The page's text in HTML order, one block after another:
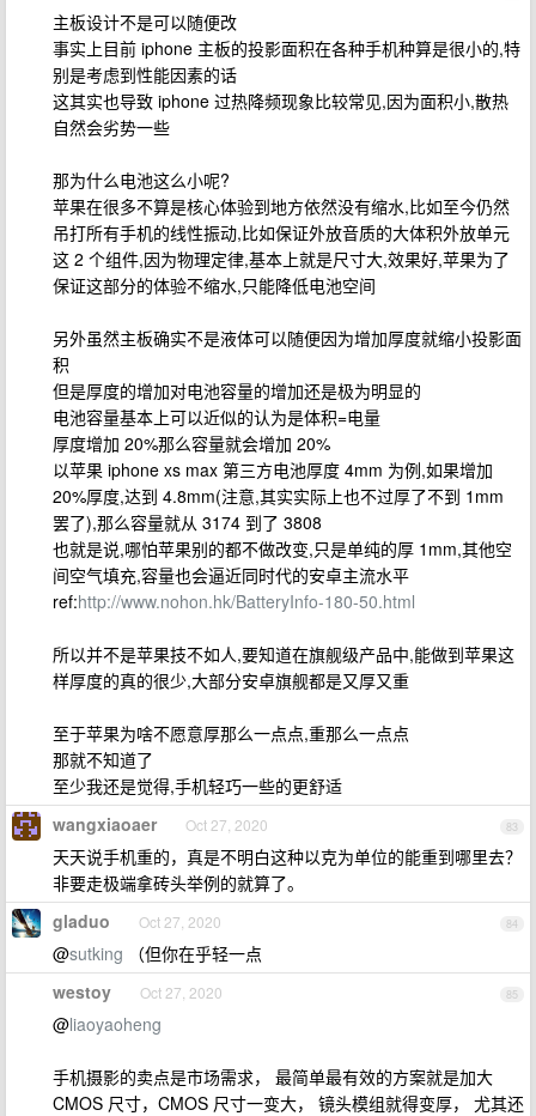
主板设计不是可以随便改
事实上目前 iphone 主板的投影面积在各种手机种算是很小的,特
别是考虑到性能因素的话
这其实也导致 iphone 过热降频现象比较常见,因为面积小,散热
自然会劣势一些
那为什么电池这么小呢?
苹果在很多不算是核心体验到地方依然没有缩水,比如至今仍然
吊打所有手机的线性振动,比如保证外放音质的大体积外放单元
这 2 个组件,因为物理定律,基本上就是尺寸大,效果好,苹果为了
保证这部分的体验不缩水,只能降低电池空间
另外虽然主板确实不是液体可以随便因为增加厚度就缩小投影面
积
但是厚度的增加对电池容量的增加还是极为明显的
电池容量基本上可以近似的认为是体积=电量
厚度增加 20%那么容量就会增加 20%
以苹果 iphone xs max 第三方电池厚度 4mm 为例,如果增加
20%厚度,达到 4.8mm(注意,其实实际上也不过厚了不到 1mm
罢了),那么容量就从 3174 到了 3808
也就是说,哪怕苹果别的都不做改变,只是单纯的厚 1mm,其他空
间空气填充,容量也会逼近同时代的安卓主流水平
ref:http://www.nohon.hk/BatteryInfo-180-50.html
所以并不是苹果技不如人,要知道在旗舰级产品中,能做到苹果这
样厚度的真的很少,大部分安卓旗舰都是又厚又重
至于苹果为啥不愿意厚那么一点点,重那么一点点
那就不知道了
至少我还是觉得,手机轻巧一些的更舒适
83
wangxiaoaer Oct 27, 2020
天天说手机重的，真是不明白这种以克为单位的能重到哪里去？
非要走极端拿砖头举例的就算了。
84
gladuo Oct 27, 2020
@sutking （但你在乎轻一点
85
westoy Oct 27, 2020
@liaoyaoheng
手机摄影的卖点是市场需求， 最简单最有效的方案就是加大
CMOS 尺寸，CMOS 尺寸一变大， 镜头模组就得变厚， 尤其还